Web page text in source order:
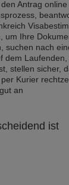
Antrag
um Ihre
suchen nach
dem
stellen sicher,
Kurier
an
ist